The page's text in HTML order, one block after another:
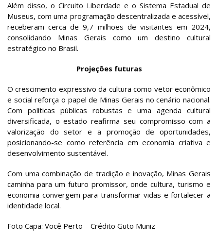
Além disso, o Circuito Liberdade e o Sistema Estadual de
Museus, com uma programação descentralizada e acessível,
receberam cerca de 9,7 milhões de visitantes em 2024,
consolidando Minas Gerais como um destino cultural
estratégico no Brasil.
Projeções futuras
O crescimento expressivo da cultura como vetor econômico
e social reforça o papel de Minas Gerais no cenário nacional.
Com políticas públicas robustas e uma agenda cultural
diversificada, o estado reafirma seu compromisso com a
valorização do setor e a promoção de oportunidades,
posicionando-se como referência em economia criativa e
desenvolvimento sustentável.
Com uma combinação de tradição e inovação, Minas Gerais
caminha para um futuro promissor, onde cultura, turismo e
economia convergem para transformar vidas e fortalecer a
identidade local.
Foto Capa: Você Perto – Crédito Guto Muniz